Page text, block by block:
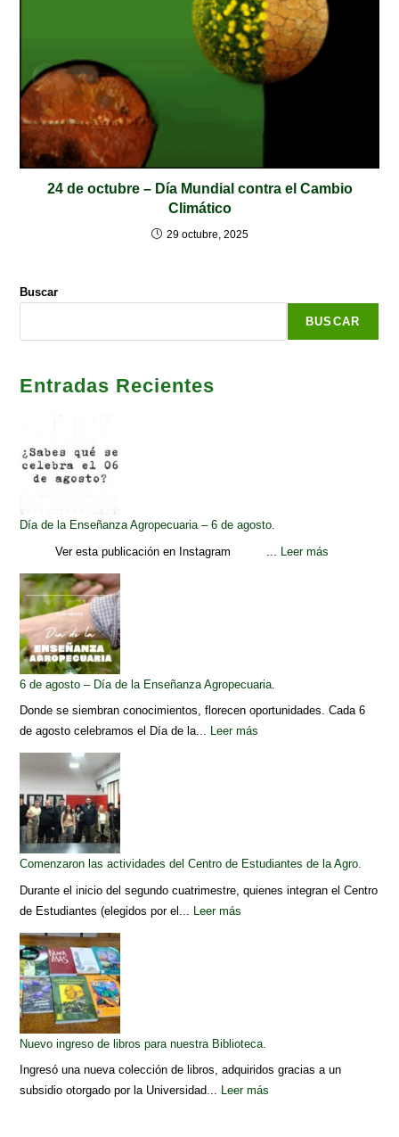
24 de octubre – Día Mundial contra el Cambio
Climático
29 octubre, 2025
Buscar
BUSCAR
Entradas Recientes
Día de la Enseñanza Agropecuaria – 6 de agosto.
Ver esta publicación en Instagram ... Leer más
6 de agosto – Día de la Enseñanza Agropecuaria.
Donde se siembran conocimientos, florecen oportunidades. Cada 6
de agosto celebramos el Día de la... Leer más
Comenzaron las actividades del Centro de Estudiantes de la Agro.
Durante el inicio del segundo cuatrimestre, quienes integran el Centro
de Estudiantes (elegidos por el... Leer más
Nuevo ingreso de libros para nuestra Biblioteca.
Ingresó una nueva colección de libros, adquiridos gracias a un
subsidio otorgado por la Universidad... Leer más